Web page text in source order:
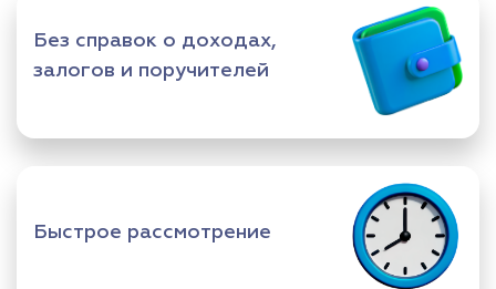
Без справок о доходах,
залогов и поручителей
Быстрое рассмотрение